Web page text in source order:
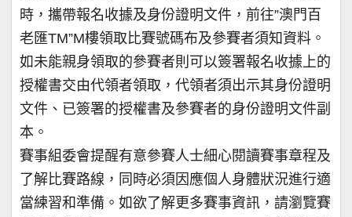
時，攜帶報名收據及身份證明文件，前往”澳門百
老匯TM”M樓領取比賽號碼布及參賽者須知資料。
如未能親身領取的參賽者則可以簽署報名收據上的
授權書交由代領者領取，代領者須出示其身份證明
文件、已簽署的授權書及參賽者的身份證明文件副
本。
賽事組委會提醒有意參賽人士細心閱讀賽事章程及
了解比賽路線，同時必須因應個人身體狀況進行適
當練習和準備。如欲了解更多賽事資訊，請瀏覽賽